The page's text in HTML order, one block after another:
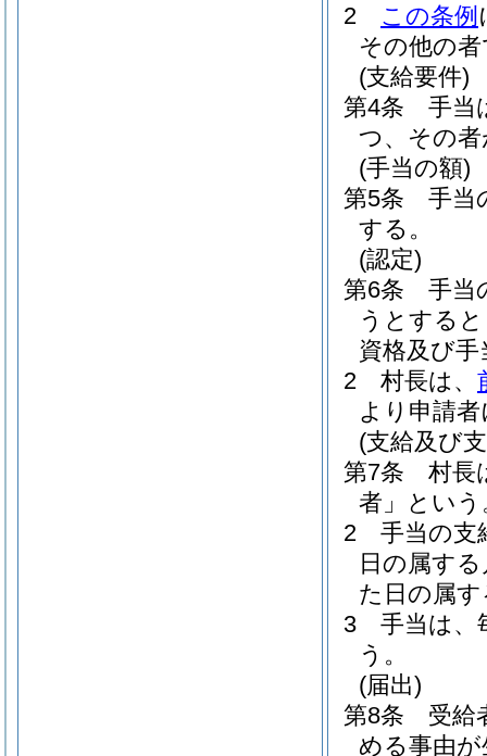
2
この条例
その他の
(支給要件)
第4条
手当
つ、その
(手当の額)
第5条
手当
する。
(認定)
第6条
手当
うとする
資格及び
2
村長は、
より申請
(支給及び
第7条
村長
者」という
2
手当の支
日の属す
た日の属
3
手当は、
う。
(届出)
第8条
受給
める事由